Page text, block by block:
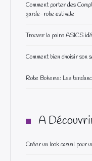
Comment porter des
garde-robe estivale
Trouver la paire ASICS
Comment bien choisir son
Robe Boheme: Les
A
Créer un look casual pour